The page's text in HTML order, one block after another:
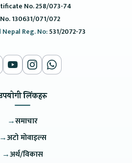
No. 258/073-74
130631/071/072
Reg. No:531/2072-73
लिंकहरु
→समाचार
→अटो मोवाइल्स
→अर्थ/विकास